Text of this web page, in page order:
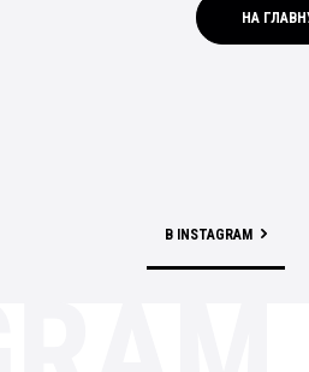
НА
В INSTAGRAM